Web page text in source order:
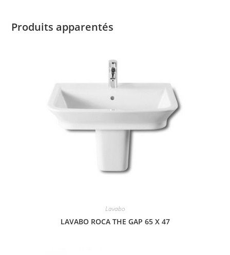
Produits apparentés
Lavabo
LAVABO ROCA THE GAP 65 X 47